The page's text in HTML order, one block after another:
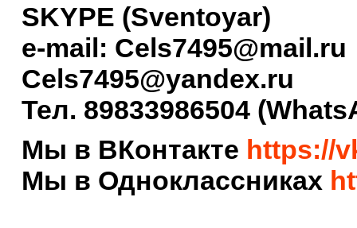
SKYPE (Sventoyar)
e-mail: Cels7495@mail.ru
Cels7495@yandex.ru
Тел. 89833986504
Мы в ВКонтакте https://
Мы в Одноклассниках